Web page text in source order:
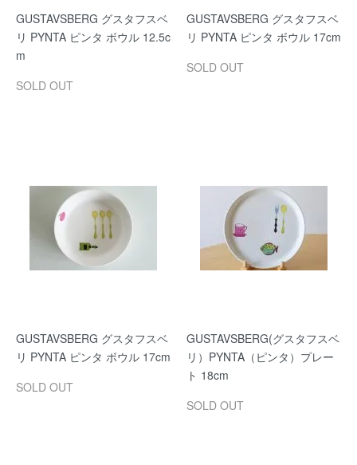
GUSTAVSBERG グスタフスベ
リ PYNTA ピンタ ボウル 12.5c
m
SOLD OUT
GUSTAVSBERG グスタフスベ
リ PYNTA ピンタ ボウル 17cm
SOLD OUT
GUSTAVSBERG グスタフスベ
リ PYNTA ピンタ ボウル 17cm
SOLD OUT
GUSTAVSBERG(グスタフスベ
リ）PYNTA（ピンタ）プレー
ト 18cm
SOLD OUT